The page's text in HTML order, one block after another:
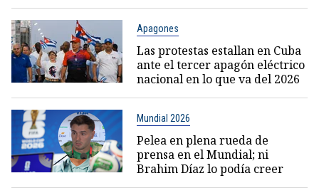
Apagones
Las protestas estallan en Cuba
ante el tercer apagón eléctrico
nacional en lo que va del 2026
Mundial 2026
Pelea en plena rueda de
prensa en el Mundial; ni
Brahim Díaz lo podía creer